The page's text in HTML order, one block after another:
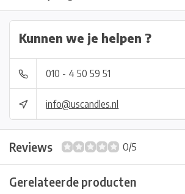
Kunnen we je helpen ?
010 - 4 50 59 51
info@uscandles.nl
Reviews 0/5
Gerelateerde producten